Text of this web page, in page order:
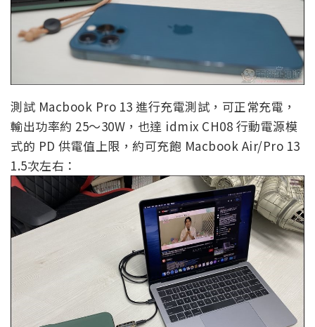
測試 Macbook Pro 13 進行充電測試，可正常充電，
輸出功率約 25～30W，也達 idmix CH08 行動電源模
式的 PD 供電值上限，約可充飽 Macbook Air/Pro 13
1.5次左右：